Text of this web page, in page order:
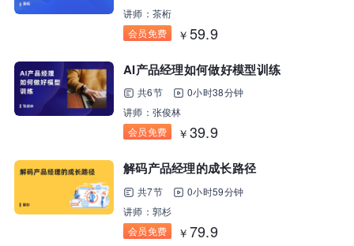
讲师：茶桁
会员免费
￥ 59.9
AI产品经理如何做好模型训练
共6节
0小时38分钟
讲师：张俊林
会员免费
￥ 39.9
解码产品经理的成长路径
共7节
0小时59分钟
讲师：郭杉
会员免费
￥ 79.9